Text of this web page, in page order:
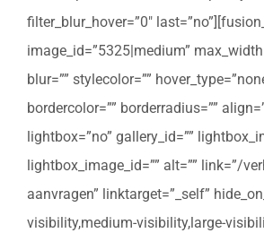
filter_blur_hover=”0″
image_id=”5325|medium”
blur=”” stylecolor=””
bordercolor=”” borderradius=””
lightbox=”no” gallery_id=””
lightbox_image_id=”” alt=”” link=”/
aanvragen” linktarget=”_self”
visibility,medium-visibility,large-